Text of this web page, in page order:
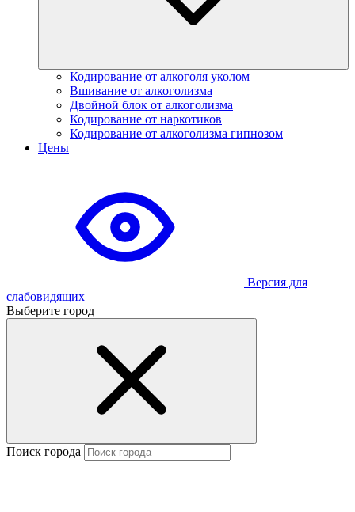
Кодирование от алкоголя уколом
Вшивание от алкоголизма
Двойной блок от алкоголизма
Кодирование от наркотиков
Кодирование от алкоголизма гипнозом
Цены
Версия для
слабовидящих
Выберите город
Поиск города